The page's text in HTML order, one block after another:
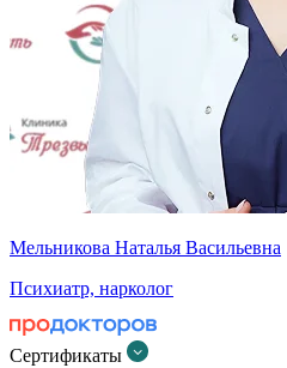
Мельникова Наталья Васильевна
Психиатр, нарколог
Сертификаты